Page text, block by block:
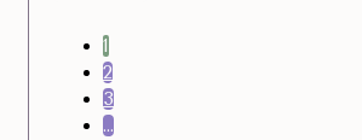
1
2
3
…